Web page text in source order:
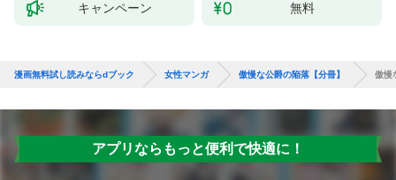
キャンペーン 無料
漫画無料試し読みならdブック 女性マンガ 傲慢な公爵の陥落【分冊】 傲慢
アプリならもっと便利で快適に！